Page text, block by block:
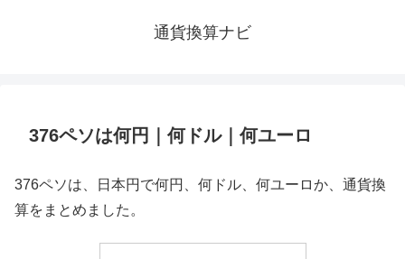
通貨換算ナビ
376ペソは何円｜何ドル｜何ユーロ
376ペソは、日本円で何円、何ドル、何ユーロか、通貨換
算をまとめました。